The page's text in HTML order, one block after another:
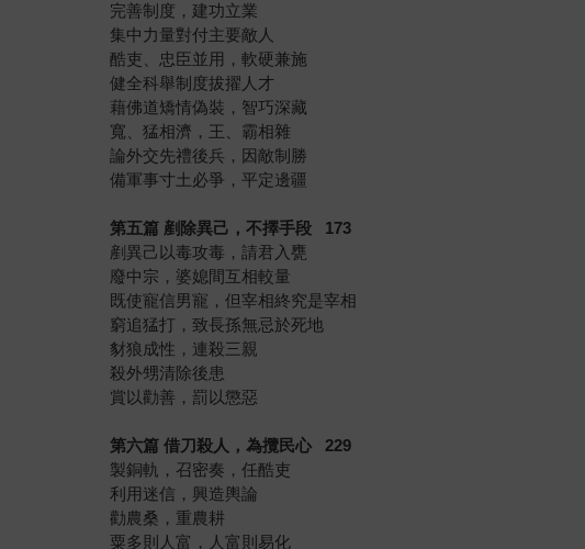
完善制度，建功立業
集中力量對付主要敵人
酷吏、忠臣並用，軟硬兼施
健全科舉制度拔擢人才
藉佛道矯情偽裝，智巧深藏
寬、猛相濟，王、霸相雜
論外交先禮後兵，因敵制勝
備軍事寸土必爭，平定邊疆
第五篇 剷除異己，不擇手段 173
剷異己以毒攻毒，請君入甕
廢中宗，婆媳間互相較量
既使寵信男寵，但宰相終究是宰相
窮追猛打，致長孫無忌於死地
豺狼成性，連殺三親
殺外甥清除後患
賞以勸善，罰以懲惡
第六篇 借刀殺人，為攬民心 229
製銅軌，召密奏，任酷吏
利用迷信，興造輿論
勸農桑，重農耕
粟多則人富，人富則易化